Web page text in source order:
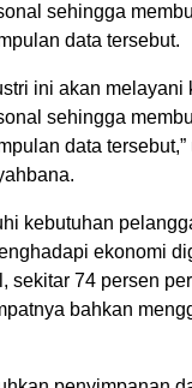
sehingga
data tersebut.
ini akan melayani
sehingga
data
kebutuhan
ekonomi
sekitar 74 persen
bahkan